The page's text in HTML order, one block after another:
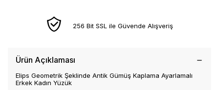
256 Bit SSL ile Güvende Alışveriş
Ürün Açıklaması
Elips Geometrik Şeklinde Antik Gümüş Kaplama Ayarlamalı
Erkek Kadın Yüzük